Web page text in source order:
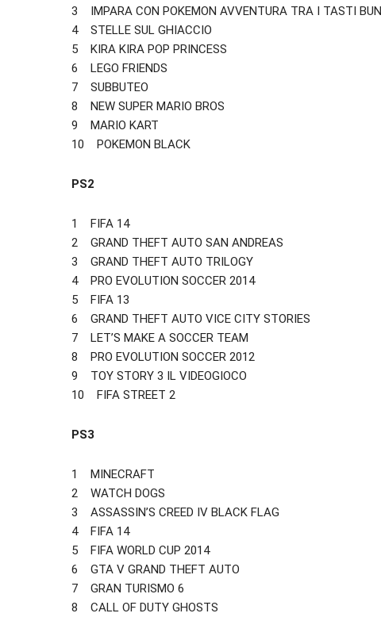
3 IMPARA CON POKEMON AVVENTURA TRA I TASTI
4 STELLE SUL GHIACCIO
5 KIRA KIRA POP PRINCESS
6 LEGO FRIENDS
7 SUBBUTEO
8 NEW SUPER MARIO BROS
9 MARIO KART
10 POKEMON BLACK
PS2
1 FIFA 14
2 GRAND THEFT AUTO SAN ANDREAS
3 GRAND THEFT AUTO TRILOGY
4 PRO EVOLUTION SOCCER 2014
5 FIFA 13
6 GRAND THEFT AUTO VICE CITY STORIES
7 LET’S MAKE A SOCCER TEAM
8 PRO EVOLUTION SOCCER 2012
9 TOY STORY 3 IL VIDEOGIOCO
10 FIFA STREET 2
PS3
1 MINECRAFT
2 WATCH DOGS
3 ASSASSIN’S CREED IV BLACK FLAG
4 FIFA 14
5 FIFA WORLD CUP 2014
6 GTA V GRAND THEFT AUTO
7 GRAN TURISMO 6
8 CALL OF DUTY GHOSTS